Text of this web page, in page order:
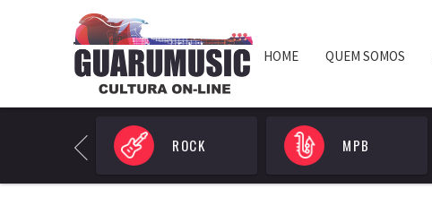
HOME QUEM SOMOS
Previous ROCK MPB